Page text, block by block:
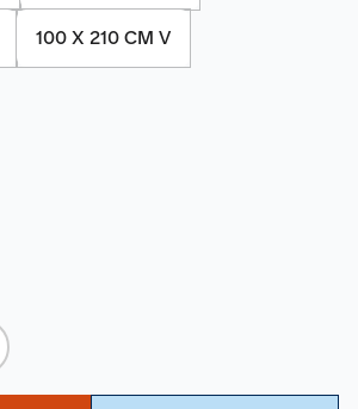
100 X 210 CM V